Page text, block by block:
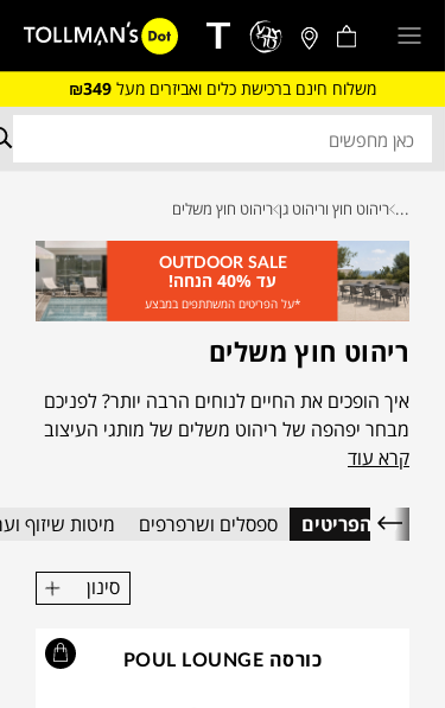
משלוח חינם ברכישת כלים ואביזרים מעל ₪349
... ריהוט חוץ וריהוט גן ריהוט חוץ משלים
OUTDOOR SALE
עד 40% הנחה!
*על הפריטים המשתתפים במבצע
ריהוט חוץ משלים
איך הופכים את החיים לנוחים הרבה יותר? לפניכם
מבחר יפהפה של ריהוט משלים של מותגי העיצוב
המובילים בעולם. ערסלים, מיטות שיזוף, שמשיות
הפינה
קרא עוד
כל הפריטים ספסלים ושרפרפים מיטות שיזוף
סינון
כורסה POUL LOUNGE